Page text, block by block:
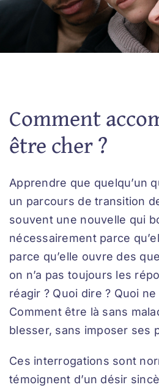
Nous rejoindre
Foire aux questions
Comment
être cher ?
Apprendre que quelqu’un
un parcours de transition
souvent une nouvelle qui
nécessairement parce
parce qu’elle ouvre des
on n’a pas toujours les
réagir ? Quoi dire ? Quoi
Comment être là sans
blesser, sans imposer ses
Ces interrogations sont
témoignent d’un désir